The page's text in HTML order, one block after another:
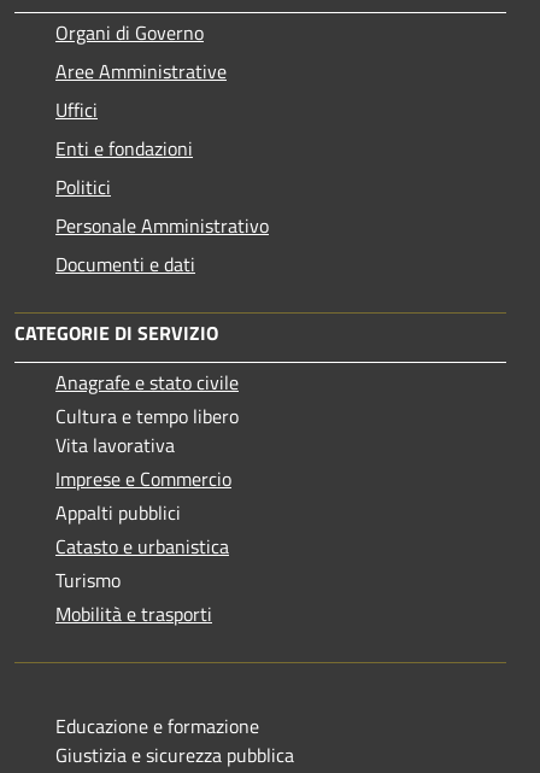
Organi di Governo
Aree Amministrative
Uffici
Enti e fondazioni
Politici
Personale Amministrativo
Documenti e dati
CATEGORIE DI SERVIZIO
Anagrafe e stato civile
Cultura e tempo libero
Vita lavorativa
Imprese e Commercio
Appalti pubblici
Catasto e urbanistica
Turismo
Mobilità e trasporti
Educazione e formazione
Giustizia e sicurezza pubblica